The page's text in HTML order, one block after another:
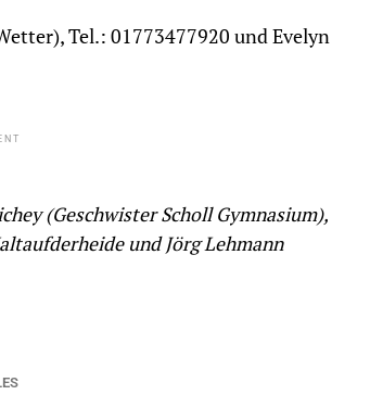
Tel.: 01773477920 und Evelyn
(Geschwister Scholl Gymnasium),
und Jörg Lehmann